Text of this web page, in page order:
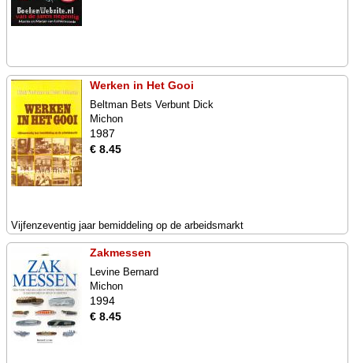
Werken in Het Gooi
Beltman Bets Verbunt Dick
Michon
1987
€ 8.45
Vijfenzeventig jaar bemiddeling op de arbeidsmarkt
Zakmessen
Levine Bernard
Michon
1994
€ 8.45